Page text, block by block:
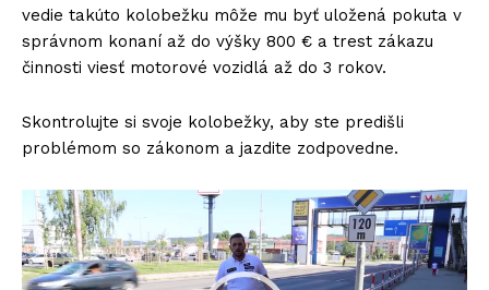
vedie takúto kolobežku môže mu byť uložená pokuta v
správnom konaní až do výšky 800 € a trest zákazu
činnosti viesť motorové vozidlá až do 3 rokov.
Skontrolujte si svoje kolobežky, aby ste predišli
problémom so zákonom a jazdite zodpovedne.
i
d
e